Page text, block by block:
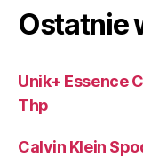
Ostatnie
Unik+ Essence
Thp
Calvin Klein